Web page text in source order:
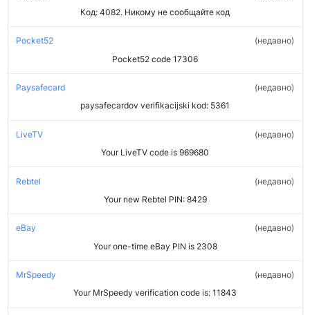
Код: 4082. Никому не сообщайте код
Pocket52
Pocket52 code 17306
недавно
Paysafecard
paysafecardov verifikacijski kod: 5361
недавно
LiveTV
Your LiveTV code is 969680
недавно
Rebtel
Your new Rebtel PIN: 8429
недавно
eBay
Your one-time eBay PIN is 2308
недавно
MrSpeedy
Your MrSpeedy verification code is: 11843
недавно